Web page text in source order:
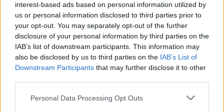
interest-based ads based on personal information utilized by
us or personal information disclosed to third parties prior to
your opt-out. You may separately opt-out of the further
disclosure of your personal information by third parties on the
IAB’s list of downstream participants. This information may
also be disclosed by us to third parties on the IAB’s List of
Downstream Participants that may further disclose it to other
Personal Data Processing Opt Outs
Σ.Φάμελλος: Στηρίζουμε την
πρωτοβουλία του Αλ.Τσίπρα -
Δεν την βλέπουμε
ανταγωνιστικά
Σ.Φάμελλος: Έχουμε μια
διεφθαρμένη και επικίνδυνη
κυβέρνηση - Ο ΣΥΡΙΖΑ
πρωτοστατεί για μια
προοδευτική διέξοδο